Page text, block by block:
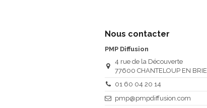
Nous contacter
PMP Diffusion
4 rue de la Découverte
77600 CHANTELOUP EN BRIE
01 60 04 20 14
pmp@pmpdiffusion.com